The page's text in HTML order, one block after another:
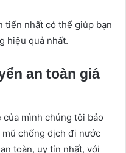
tiến nhất có thể giúp bạn
hiệu quả nhất.
an toàn giá
mình chúng tôi bảo
chống dịch đi nước
toàn, uy tín nhất, với